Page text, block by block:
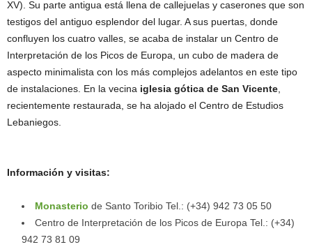
XV). Su parte antigua está llena de callejuelas y caserones que son
testigos del antiguo esplendor del lugar. A sus puertas, donde
confluyen los cuatro valles, se acaba de instalar un Centro de
Interpretación de los Picos de Europa, un cubo de madera de
aspecto minimalista con los más complejos adelantos en este tipo
de instalaciones. En la vecina iglesia gótica de San Vicente
recientemente restaurada, se ha alojado el Centro de Estudios
Lebaniegos.
Información y visitas:
Monasterio de Santo Toribio Tel.: (+34) 942 73 05 50
Centro de Interpretación de los Picos de Europa Tel.: (+34)
942 73 81 09